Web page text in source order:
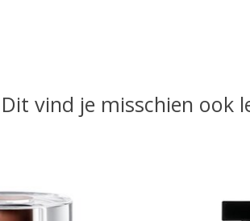
Dit vind je misschien ook